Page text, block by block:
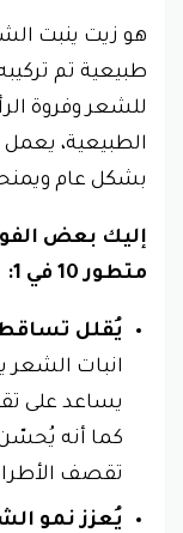
طبيعية تم
الطبيعية،
بشكل عام
إليك بعض
متطور 10 في 1:
يُقلل
انبات الشعر
يساعد على
كما أنه
تقصف
يُعزز نمو